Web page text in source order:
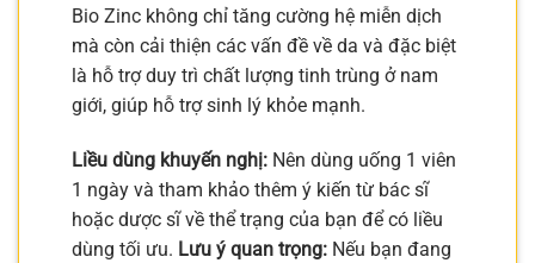
Bio Zinc không chỉ tăng cường hệ miễn dịch
mà còn cải thiện các vấn đề về da và đặc biệt
là hỗ trợ duy trì chất lượng tinh trùng ở nam
giới, giúp hỗ trợ sinh lý khỏe mạnh.
Liều dùng khuyến nghị: Nên dùng uống 1 viên
1 ngày và tham khảo thêm ý kiến từ bác sĩ
hoặc dược sĩ về thể trạng của bạn để có liều
dùng tối ưu. Lưu ý quan trọng: Nếu bạn đang